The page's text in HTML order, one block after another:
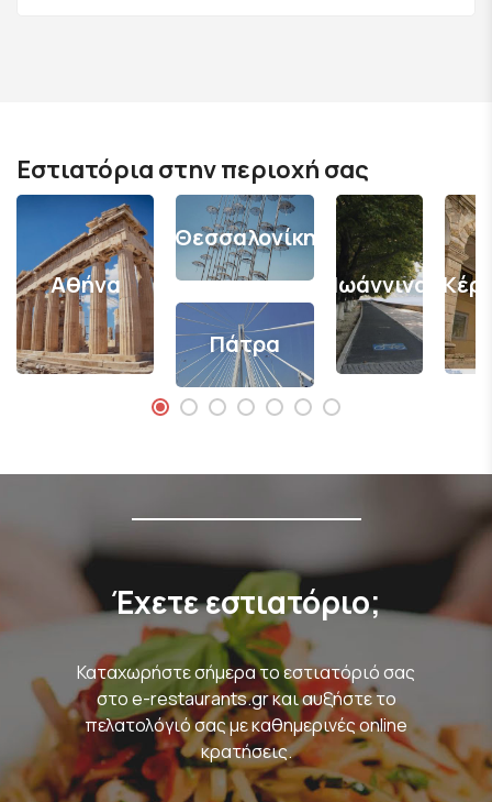
Εστιατόρια στην περιοχή σας
Αθήνα
Θεσσαλονίκη
Πάτρα
Ιωάννινα
Έχετε εστιατόριο;
Καταχωρήστε σήμερα το εστιατόριό σας
στο e-restaurants.gr και αυξήστε το
πελατολόγιό σας με καθημερινές online
κρατήσεις.